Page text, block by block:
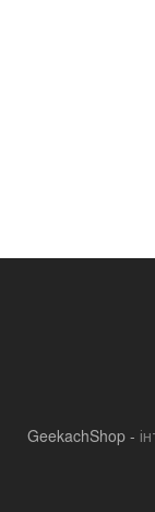
GeekachShop -